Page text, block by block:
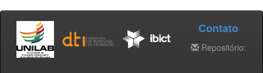
Contato
Repositório: